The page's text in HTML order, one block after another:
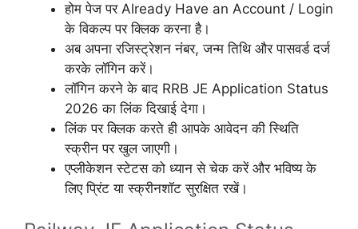
होम पेज पर Already Have an Account / Login
के विकल्प पर क्लिक करना है।
अब अपना रजिस्ट्रेशन नंबर, जन्म तिथि और पासवर्ड दर्ज
करके लॉगिन करें।
लॉगिन करने के बाद RRB JE Application Status
2026 का लिंक दिखाई देगा।
लिंक पर क्लिक करते ही आपके आवेदन की स्थिति
स्क्रीन पर खुल जाएगी।
एप्लीकेशन स्टेटस को ध्यान से चेक करें और भविष्य के
लिए प्रिंट या स्क्रीनशॉट सुरक्षित रखें।